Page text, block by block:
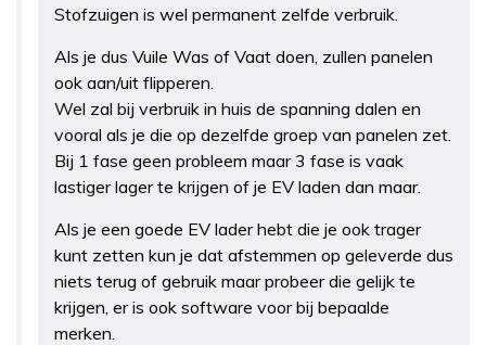
Stofzuigen is wel permanent zelfde verbruik.
Als je dus Vuile Was of Vaat doen, zullen panelen
ook aan/uit flipperen.
Wel zal bij verbruik in huis de spanning dalen en
vooral als je die op dezelfde groep van panelen zet.
Bij 1 fase geen probleem maar 3 fase is vaak
lastiger lager te krijgen of je EV laden dan maar.
Als je een goede EV lader hebt die je ook trager
kunt zetten kun je dat afstemmen op geleverde dus
niets terug of gebruik maar probeer die gelijk te
krijgen, er is ook software voor bij bepaalde
merken.